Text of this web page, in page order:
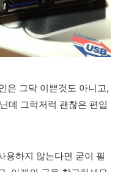
은 그닥 이쁜것도 아니고,
데 그럭저럭 괜찮은 편입
용하지 않는다면 굳이 필